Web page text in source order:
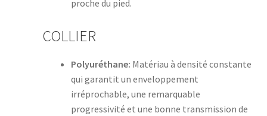
proche du pied.
COLLIER
Polyuréthane: Matériau à densité constante
qui garantit un enveloppement
irréprochable, une remarquable
progressivité et une bonne transmission de